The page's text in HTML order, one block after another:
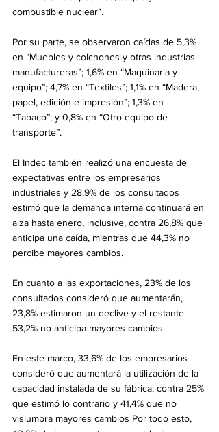
combustible nuclear”.
Por su parte, se observaron caídas de 5,3%
en “Muebles y colchones y otras industrias
manufactureras”; 1,6% en “Maquinaria y
equipo”; 4,7% en “Textiles”; 1,1% en “Madera,
papel, edición e impresión”; 1,3% en
“Tabaco”; y 0,8% en “Otro equipo de
transporte”.
El Indec también realizó una encuesta de
expectativas entre los empresarios
industriales y 28,9% de los consultados
estimó que la demanda interna continuará en
alza hasta enero, inclusive, contra 26,8% que
anticipa una caída, mientras que 44,3% no
percibe mayores cambios.
En cuanto a las exportaciones, 23% de los
consultados consideró que aumentarán,
23,8% estimaron un declive y el restante
53,2% no anticipa mayores cambios.
En este marco, 33,6% de los empresarios
consideró que aumentará la utilización de la
capacidad instalada de su fábrica, contra 25%
que estimó lo contrario y 41,4% que no
vislumbra mayores cambios Por todo esto,